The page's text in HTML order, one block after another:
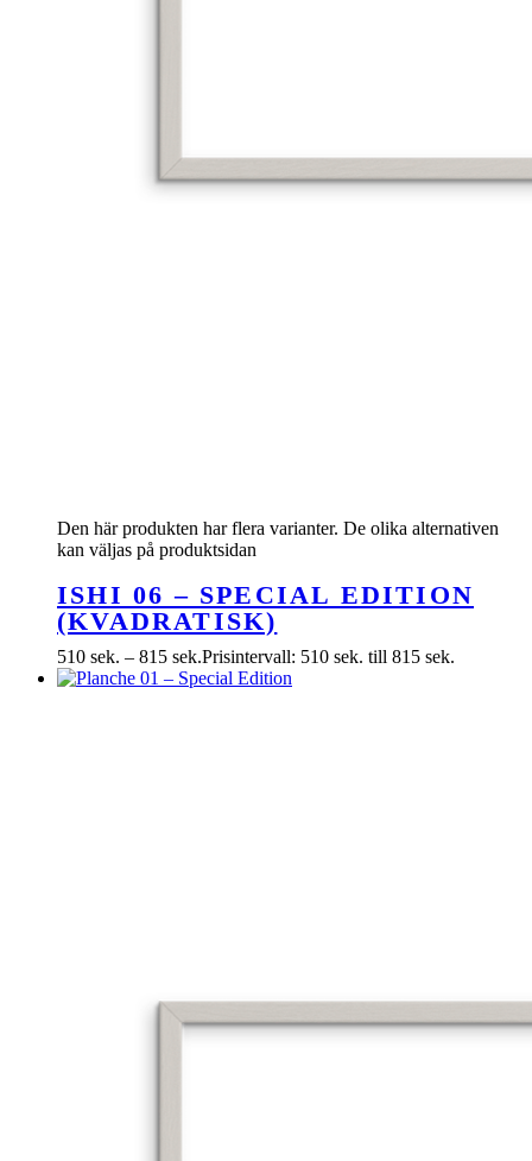
Den här produkten har flera varianter. De olika alternativen
kan väljas på produktsidan
ISHI 06 – SPECIAL EDITION
(KVADRATISK)
510 sek. – 815 sek.Prisintervall: 510 sek. till 815 sek.